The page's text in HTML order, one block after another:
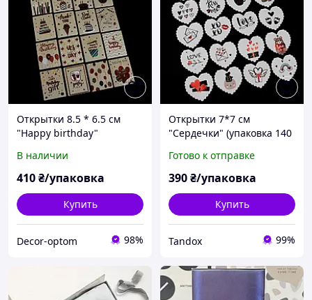
Открытки 8.5 * 6.5 см
"Happy birthday"
В наличии
410₴/упаковка
Купить
Decor-optom 98%
Открытки 7*7 см
"Сердечки" (упаковка 140
Готово к отправке
390₴/упаковка
Купить
Tandox 99%